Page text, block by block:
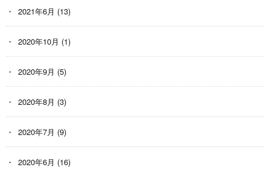
2021年6月 (13)
2020年10月 (1)
2020年9月 (5)
2020年8月 (3)
2020年7月 (9)
2020年6月 (16)